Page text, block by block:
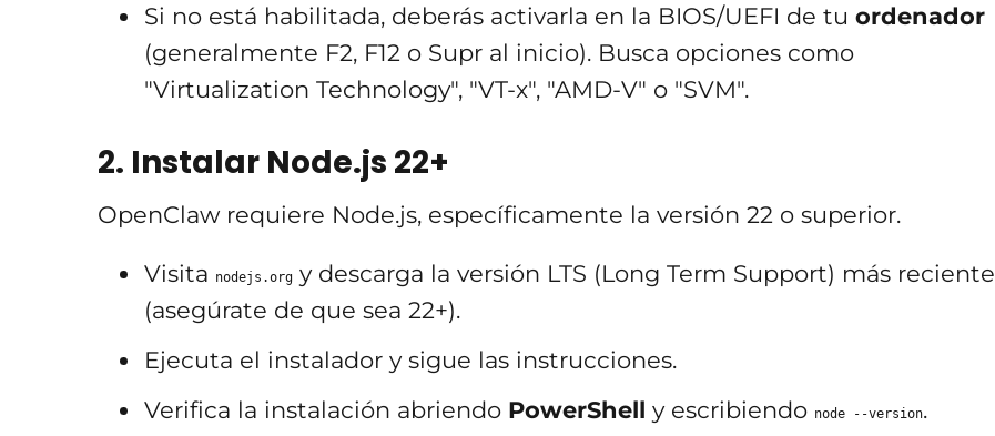
Si no está habilitada, deberás activarla en la BIOS/UEFI de tu ordenador
(generalmente F2, F12 o Supr al inicio). Busca opciones como
"Virtualization Technology", "VT-x", "AMD-V" o "SVM".
2. Instalar Node.js 22+
OpenClaw requiere Node.js, específicamente la versión 22 o superior.
Visita nodejs.org y descarga la versión LTS (Long Term Support) más reciente
(asegúrate de que sea 22+).
Ejecuta el instalador y sigue las instrucciones.
Verifica la instalación abriendo PowerShell y escribiendo node --version.